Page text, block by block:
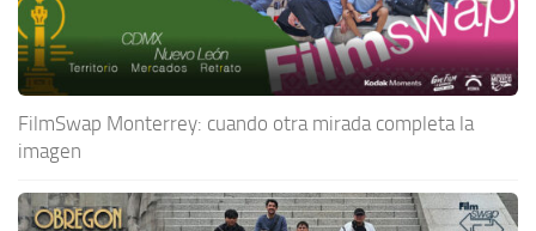
FilmSwap Monterrey: cuando otra mirada completa la
imagen